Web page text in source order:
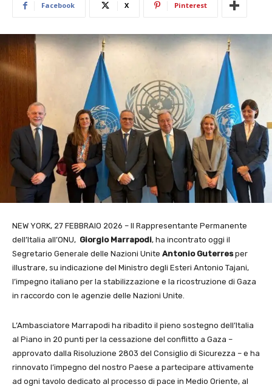
Facebook X Pinterest
NEW YORK, 27 FEBBRAIO 2026 – Il Rappresentante Permanente
dell’Italia all’ONU, Giorgio Marrapodi, ha incontrato oggi il
Segretario Generale delle Nazioni Unite Antonio Guterresper
illustrare, su indicazione del Ministro degli Esteri Antonio Tajani,
l’impegno italiano per la stabilizzazione e la ricostruzione di Gaza
in raccordo con le agenzie delle Nazioni Unite.
L’Ambasciatore Marrapodi ha ribadito il pieno sostegno dell’Italia
al Piano in 20 punti per la cessazione del conflitto a Gaza –
approvato dalla Risoluzione 2803 del Consiglio di Sicurezza – e ha
rinnovato l’impegno del nostro Paese a partecipare attivamente
ad ogni tavolo dedicato al processo di pace in Medio Oriente, al